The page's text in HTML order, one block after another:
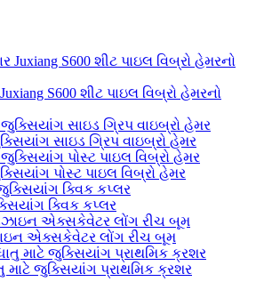
S600 શીટ પાઇલ વિબ્રો હેમરનો
સાઇડ ગ્રિપ વાઇબ્રો હેમર
પોસ્ટ પાઇલ વિબ્રો હેમર
ક્વિક કપ્લર
એક્સકેવેટર લોંગ રીચ બૂમ
માટે જુક્સિયાંગ પ્રાથમિક ક્રશર